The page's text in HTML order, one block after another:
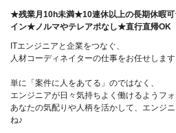
★残業月10h未満★10連休以上の長期休暇
イン★ノルマやテレアポなし★直行直帰OK
ITエンジニアと企業をつなぐ、
人材コーディネイターの仕事をお任せします
単に「案件に人をあてる」のではなく、
エンジニアが日々気持ちよく働けるようフ
あなたの気配りや人柄を活かして、エンジ
ね♪